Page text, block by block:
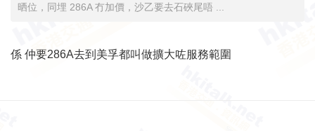
晒位，同埋 286A 冇加價，沙乙要去石硤尾唔 ...
係 仲要286A去到美孚都叫做擴大咗服務範圍